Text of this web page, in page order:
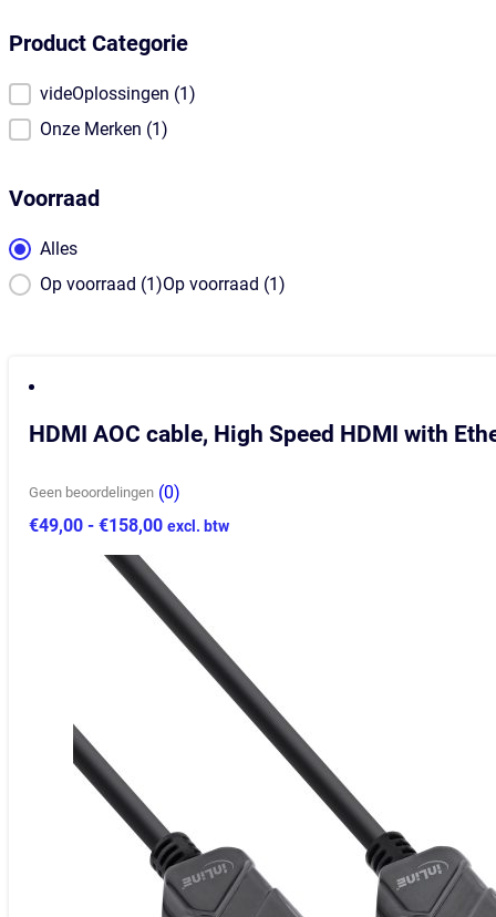
Product Categorie
Product Categorie
videOplossingen (1)
Onze Merken (1)
Voorraad
Voorraad
Alles
Op voorraad (1)Op voorraad (1)
HDMI AOC cable, High Speed HDMI with
Geen beoordelingen (0)
€49,00 - €158,00Prijsklasse:
€158,00
excl. btw